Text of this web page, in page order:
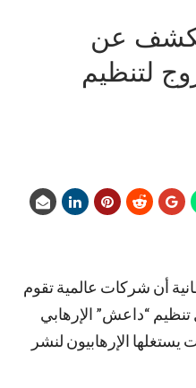
تكشف عن
لتنظيم
أن شركات عالمية تقوم
تنظيم “داعش” الإرهابي
الإرهابيون لنشر